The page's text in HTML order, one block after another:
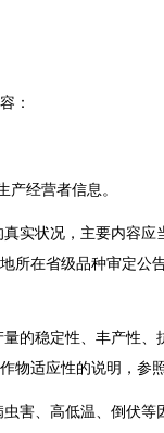
：
经营者信息。
状况，主要内容应
所在省级品种审定公
稳定性、丰产性、
物适应性的说明，参
、高低温、倒伏等